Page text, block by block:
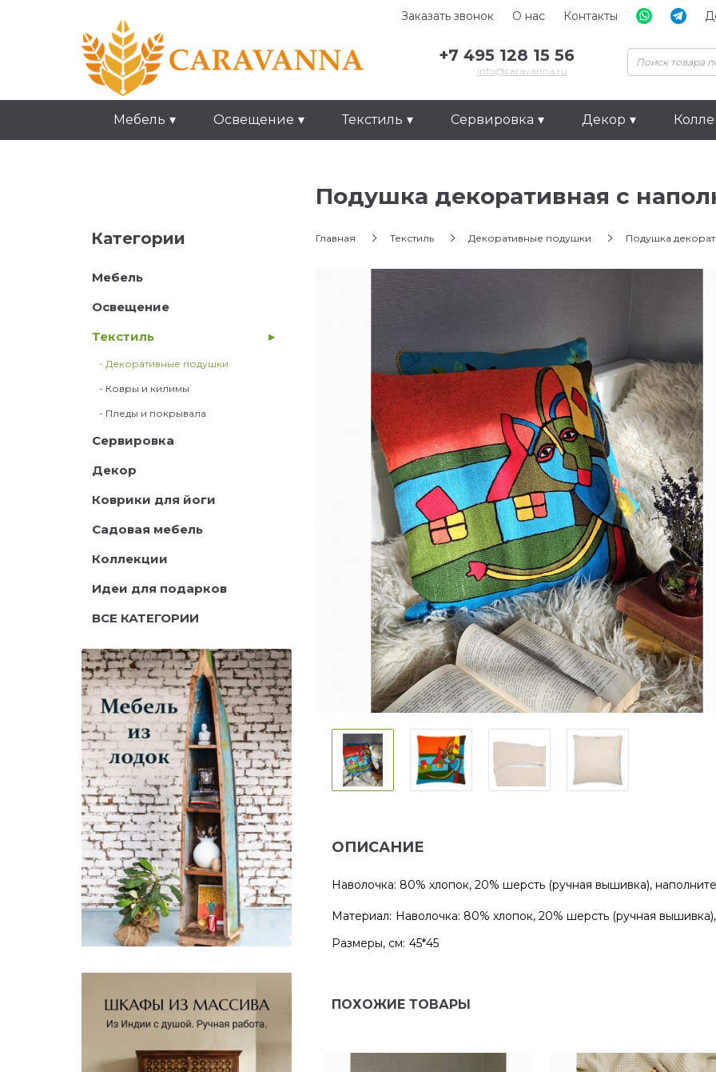
Заказать звонок О нас Контакты
+7 495 128 15 56
info@caravanna.ru
Мебель Освещение Текстиль Сервировка Декор
Категории
Мебель
Освещение
Текстиль
- Декоративные подушки
- Ковры и килимы
- Пледы и покрывала
Сервировка
Декор
Коврики для йоги
Садовая мебель
Коллекции
Идеи для подарков
ВСЕ КАТЕГОРИИ
Подушка декоративная с
Главная Текстиль Декоративные подушки Подушка
ОПИСАНИЕ
Наволочка: 80% хлопок, 20% шерсть (ручная вышивка),
Материал: Наволочка: 80% хлопок, 20% шерсть (ручная
Размеры, см: 45*45
ПОХОЖИЕ ТОВАРЫ